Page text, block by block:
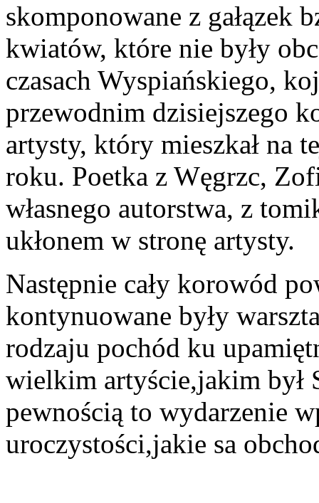
skomponowane z
kwiatów, które nie były
czasach Wyspiańskiego,
przewodnim dzisiejszego
artysty, który mieszkał na
roku. Poetka z Węgrzc,
własnego autorstwa, z
ukłonem w stronę artysty.
Następnie cały korowód
kontynuowane były
rodzaju pochód ku
wielkim artyście,jakim był
pewnością to wydarzenie
uroczystości,jakie sa